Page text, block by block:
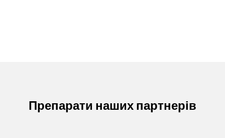
Препарати наших партнерів